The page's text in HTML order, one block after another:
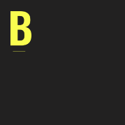
Saltar
contenido